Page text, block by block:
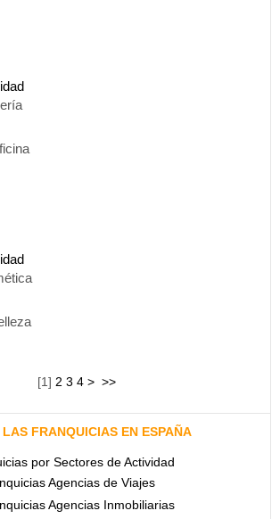
[1] 2 3 4 > >>
LAS FRANQUICIAS EN ESPAÑA
por Sectores de Actividad
Agencias de Viajes
Agencias Inmobiliarias